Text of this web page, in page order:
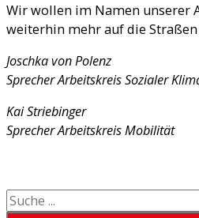
Wir wollen im Namen unserer
weiterhin mehr auf die
Joschka von Polenz
Sprecher Arbeitskreis Sozialer
Kai Striebinger
Sprecher Arbeitskreis Mobilität
Suchen